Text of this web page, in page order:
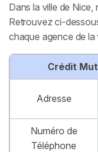
Dans la ville de
Retrouvez ci-
chaque agence de la
Crédit
Adresse
Numéro de
Téléphone